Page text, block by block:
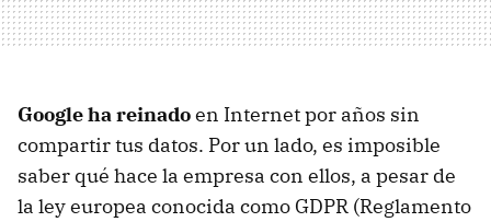
Google ha reinadoen Internet por años sin
compartir tus datos. Por un lado, es imposible
saber qué hace la empresa con ellos, a pesar de
la ley europea conocida como GDPR (Reglamento